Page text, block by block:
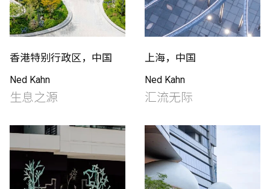
香港特别行政区，中国
Ned Kahn
生息之源
上海，中国
Ned Kahn
汇流无际